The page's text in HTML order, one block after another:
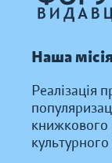
Наша
Реалізація
книжкового
культурного